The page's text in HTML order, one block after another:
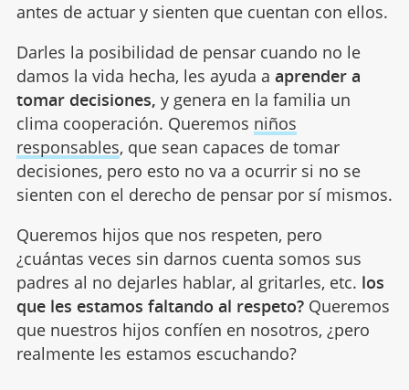
antes de actuar y sienten que cuentan con ellos.
Darles la posibilidad de pensar cuando no le
damos la vida hecha, les ayuda a aprender a
tomar decisiones, y genera en la familia un
clima cooperación. Queremos niños
responsables, que sean capaces de tomar
decisiones, pero esto no va a ocurrir si no se
sienten con el derecho de pensar por sí mismos.
Queremos hijos que nos respeten, pero
¿cuántas veces sin darnos cuenta somos sus
padres al no dejarles hablar, al gritarles, etc. los
que les estamos faltando al respeto? Queremos
que nuestros hijos confíen en nosotros, ¿pero
realmente les estamos escuchando?